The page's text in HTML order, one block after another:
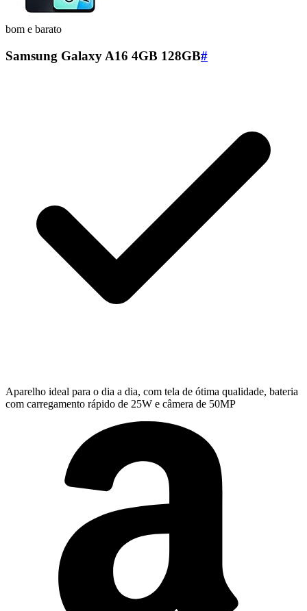
bom e barato
Samsung Galaxy A16 4GB 128GB#
Aparelho ideal para o dia a dia, com tela de ótima qualidade, bateria
com carregamento rápido de 25W e câmera de 50MP